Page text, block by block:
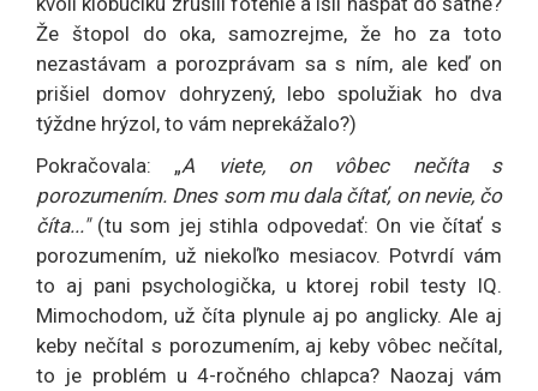
Že štopol do oka, samozrejme, že ho za toto
nezastávam a porozprávam sa s ním, ale keď on
prišiel domov dohryzený, lebo spolužiak ho dva
týždne hrýzol, to vám neprekážalo?)
Pokračovala: „A viete, on vôbec nečíta s
porozumením. Dnes som mu dala čítať, on nevie, čo
číta..." (tu som jej stihla odpovedať: On vie čítať s
porozumením, už niekoľko mesiacov. Potvrdí vám
to aj pani psychologička, u ktorej robil testy IQ.
Mimochodom, už číta plynule aj po anglicky. Ale aj
keby nečítal s porozumením, aj keby vôbec nečítal,
to je problém u 4-ročného chlapca? Naozaj vám